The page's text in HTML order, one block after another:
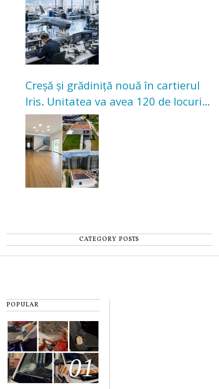
Creșă și grădiniță nouă în cartierul
Iris. Unitatea va avea 120 de locuri
pentru copii
CATEGORY POSTS
POPULAR
01